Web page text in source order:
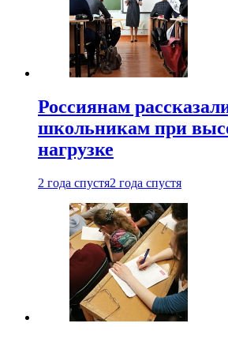
Россиянам
школьникам при
нагрузке
2 года спустя2 года спустя